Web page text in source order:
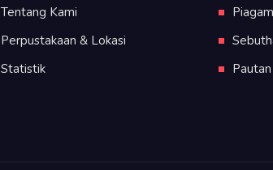
Tentang Kami
Perpustakaan & Lokasi
Statistik